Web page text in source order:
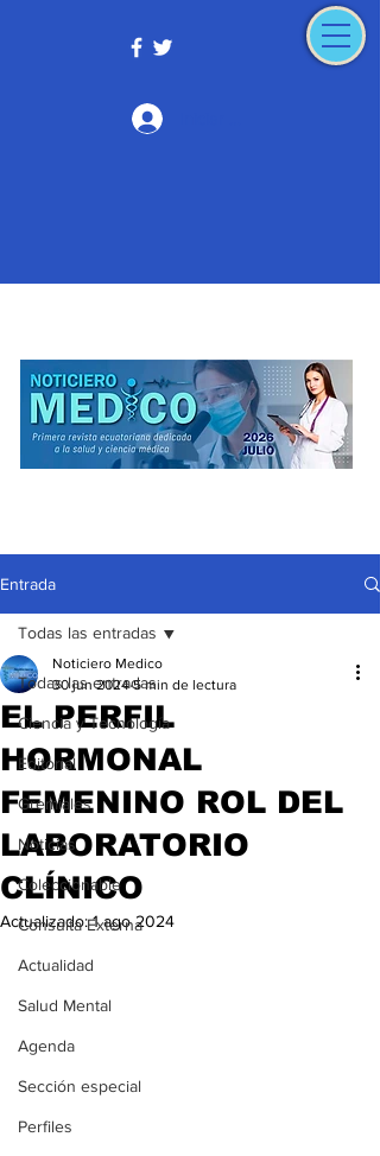
Entrada
Todas las entradas
Ciencia y Tecnología
Editorial
Gremiales
Noticias
Coleccionable
Consulta Externa
Actualidad
Salud Mental
Agenda
Sección especial
Perfiles
Todas las entradas
EL PERFIL
HORMONAL
FEMENINO ROL DEL
LABORATORIO
CLÍNICO
Noticiero Medico
30 jun 2024 5 min de lectura
Actualizado:1 ago 2024